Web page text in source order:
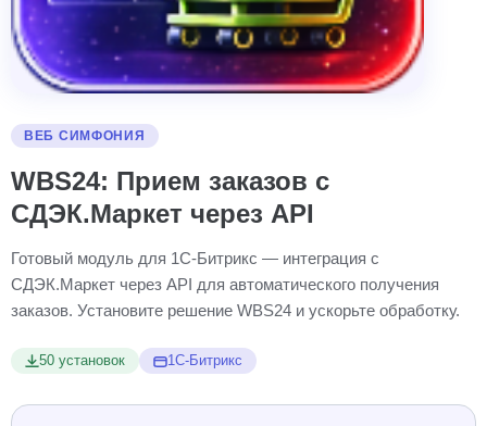
ВЕБ CИМФОНИЯ
WBS24: Прием заказов с
СДЭК.Маркет через API
Готовый модуль для 1С-Битрикс — интеграция с
СДЭК.Маркет через API для автоматического получения
заказов. Установите решение WBS24 и ускорьте обработку.
50 установок 1С-Битрикс